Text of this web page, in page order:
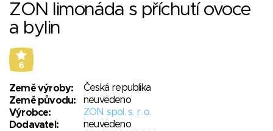
ZON limonáda s příchutí ovoce
a bylin
6
Země výroby:
Česká republika
Země původu:
neuvedeno
Výrobce:
ZON spol. s. r. o.
Dodavatel:
neuvedeno